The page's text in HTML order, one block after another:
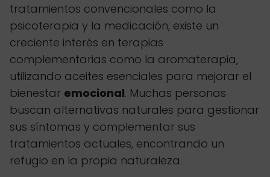
tratamientos convencionales como la
psicoterapia y la medicación, existe un
creciente interés en terapias
complementarias como la aromaterapia,
utilizando aceites esenciales para mejorar el
bienestar emocional. Muchas personas
buscan alternativas naturales para gestionar
sus síntomas y complementar sus
tratamientos actuales, encontrando un
refugio en la propia naturaleza.